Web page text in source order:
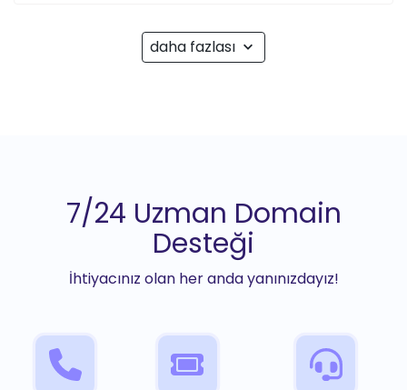
daha fazlası
7/24 Uzman Domain
Desteği
İhtiyacınız olan her anda yanınızdayız!